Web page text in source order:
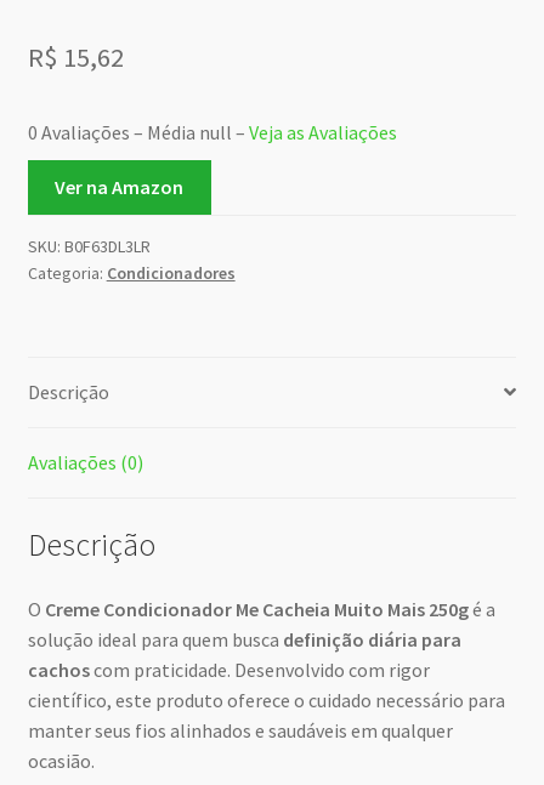
R$ 15,62
0 Avaliações – Média null – Veja as Avaliações
Ver na Amazon
SKU: B0F63DL3LR
Categoria: Condicionadores
Descrição
Avaliações (0)
Descrição
O Creme Condicionador Me Cacheia Muito Mais 250gé a
solução ideal para quem busca definição diária para
cachoscom praticidade. Desenvolvido com rigor
científico, este produto oferece o cuidado necessário para
manter seus fios alinhados e saudáveis em qualquer
ocasião.